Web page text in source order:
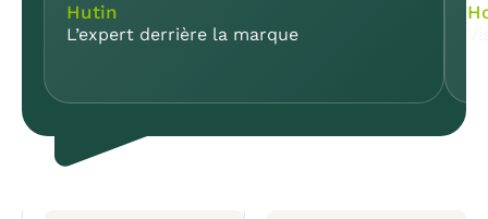
Hutin
L’expert derrière la marque